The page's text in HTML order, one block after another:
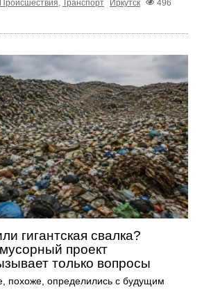
Происшествия Транспорт Иркутск
496
гигантская свалка?
проект
только вопросы
похоже, определились с будущим